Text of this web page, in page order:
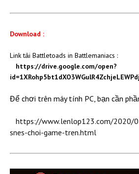
Download :
Link tải ​Battletoads in Battlemaniacs :
https://drive.google.com/open?
Để chơi trên máy tính PC, bạn cần
https://www.lenlop123.com/2020/
snes-choi-game-tren.html